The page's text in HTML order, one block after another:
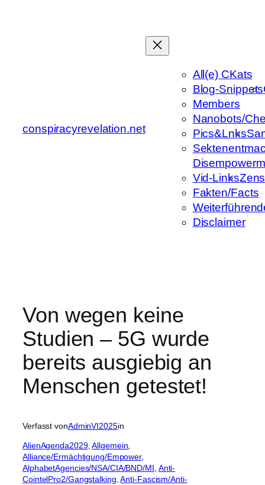
conspiracyrevelation.net
All(e) CKats
Blog-Snippets
Members
Nanobots/
Pics&Lnks
Vid-Links
Fakten/Facts
Disclaimer
Von wegen keine
Studien – 5G wurde
bereits ausgiebig an
Menschen getestet!
Verfasst vonAdminVI2025in
AlienAgenda2029, Allgemein
Alliance/Ermächtigung/Empower
AlphabetAgencies/NSA/CIA/BND/MI Anti-
CointelPro2/Gangstalking , Anti-Fascism/Anti-